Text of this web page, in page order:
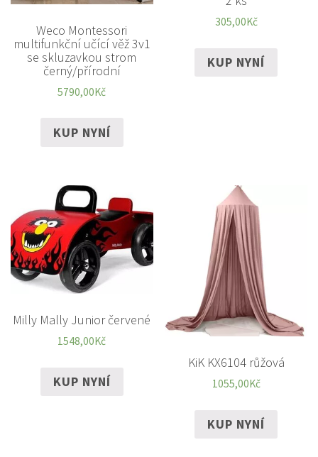
Weco Montessori
multifunkční učící věž 3v1
se skluzavkou strom
černý/přírodní
5790,00Kč
KUP NYNÍ
305,00Kč
KUP NYNÍ
Milly Mally Junior červené
1548,00Kč
KUP NYNÍ
KiK KX6104 růžová
1055,00Kč
KUP NYNÍ